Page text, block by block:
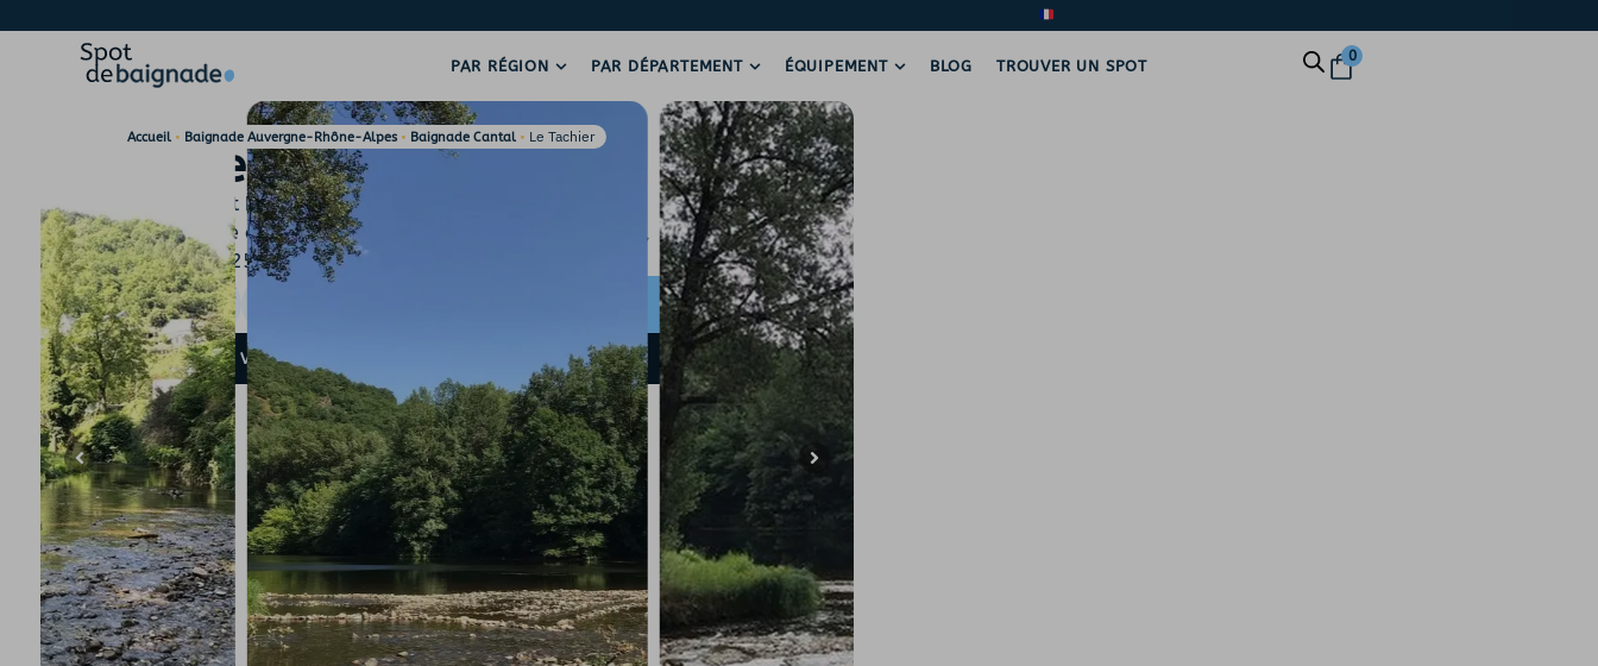
PAR RÉGION PAR DÉPARTEMENT ÉQUIPEMENT BLOG TROUVER UN SPOT
0
Accueil • Baignade Auvergne-Rhône-Alpes • Baignade Cantal • Le Tachier
Le Tachier
Le Tachier est un petit hameau de Cassaniouze offrant une plage
fluviale intimiste face à une paroi rocheuse. Accès depuis la D141,
parking et sentier de 25 m jusqu’à l’eau.
15340 CASSANIOUZE
VOIR LA POSITION SUR MAPS